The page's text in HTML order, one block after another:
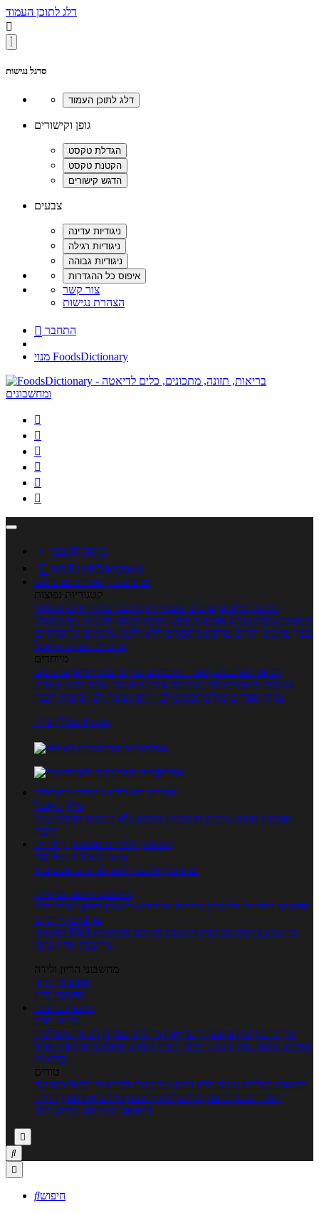
דלג לתוכן העמוד

סרגל נגישות
גופן וקישורים
צבעים
צור קשר
הצהרת נגישות
 התחבר
מנוי FoodsDictionary






 כניסה לחשבון

מנוי FoodsDictionary
מתכונים קטגוריות מתכונים
קטגוריות נפוצות
מתכוני סלטים מתכוני פשטידות מתכוני עוגות אוכל צמחוני
מתכונים לטבעוניים אפייה מוקפץ עוגיות פסטה מתכוני עוף מתכוני
בשר מתכוני ילדים מרקים מתכונים ללא גלוטן מתכונים לסוכרתיים
טרנדים בעולם האוכל
מיוחדים
מנתח המתכונים ספר המתכונים שלי מתכוני וידאו מתכונים
עשירים מתכונים לפי מצרכים אוכל דיאטטי אוכל בריא מאכלי
עדות ספרי בישול מתכונים לפי חגים ועונות לפי שיטות הכנה
אפליקציית Foods
מוצרים ומאכלים מוצרים ומאכלים
מילון האוכל
תפריטי תזונה ערכים תזונתיים חיפוש ע"פ רכיבים מכילים הכי
הרבה
מחשבון קלוריות מחשבון קלוריות
מנוי FoodsDictionary
5 ימי ניסיון חינם - לחצו לפרטים נוספים
מחשבוני תזונה ובריאות
מחשבון קלוריות מחשבון שריפת קלוריות מחשבון דופק מטרה יחס
מותניים לירכיים
מחשבון BMI
מחשבון צריכת קלוריות מחשבון מינונים מומלצים
מחשבון אחוז שומן
מחשבוני הריון ולידה
מחשבון הריון
מחשבון ביוץ
כתבות כתבות
ערוצי תוכן
איך להכין בית ומשפחה בריאות מחלות ובעיות רפואה משלימה
ספורט וכושר גופני נשים, הריון ולידה טיפים והמלצות חדשות אוכל
ובריאות
טורים
בריאות בצלחת טעים ללא גלוטן טבעונות לבריאות לבשל כמו שף
תזונה לבטן רגועה מרזים ללא דיאטה מזיזים את הגוף הרזיה
ורפואה משלימה גורמה ביתי



חיפוש